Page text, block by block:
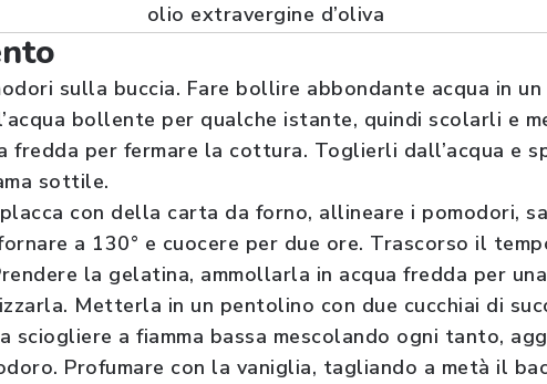
olio extravergine d’oliva
sulla buccia. Fare bollire abbondante acqua in
bollente per qualche istante, quindi scolarli e
fredda per fermare la cottura. Toglierli dall’acqua e
sottile.
con della carta da forno, allineare i pomodori,
a 130° e cuocere per due ore. Trascorso il
la gelatina, ammollarla in acqua fredda per
Metterla in un pentolino con due cucchiai di
sciogliere a fiamma bassa mescolando ogni tanto,
Profumare con la vaniglia, tagliando a metà il